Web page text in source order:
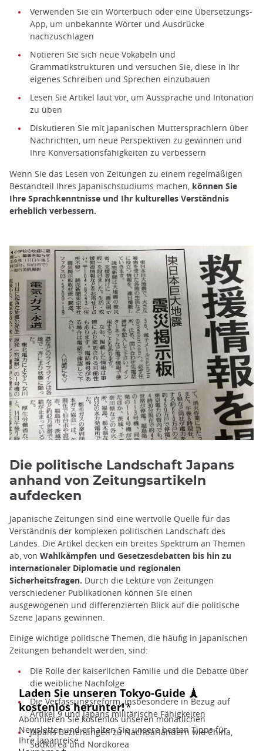
Verwenden Sie ein Wörterbuch oder eine Übersetzungs-
App, um unbekannte Wörter und Ausdrücke
nachzuschlagen
Notieren Sie sich neue Vokabeln und
Grammatikstrukturen und versuchen Sie, diese in Ihr
eigenes Schreiben und Sprechen einzubauen
Lesen Sie Artikel laut vor, um Aussprache und Intonation
zu üben
Diskutieren Sie mit japanischen Muttersprachlern über
Nachrichten, um neue Perspektiven zu gewinnen und
Ihre Konversationsfähigkeiten zu verbessern
Wenn Sie das Lesen von Zeitungen zu einem regelmäßigen
Bestandteil Ihres Japanischstudiums machen, können Sie
Ihre Sprachkenntnisse und Ihr kulturelles Verständnis
erheblich verbessern.
Die politische Landschaft Japans
anhand von Zeitungsartikeln
aufdecken
Japanische Zeitungen sind eine wertvolle Quelle für das
Verständnis der komplexen politischen Landschaft des
Landes. Die Artikel decken ein breites Spektrum an Themen
ab, von Wahlkämpfen und Gesetzesdebatten bis hin zu
internationaler Diplomatie und regionalen
Sicherheitsfragen. Durch die Lektüre von Zeitungen
verschiedener Publikationen können Sie einen
ausgewogenen und differenzierten Blick auf die politische
Szene Japans gewinnen.
Einige wichtige politische Themen, die häufig in japanischen
Zeitungen behandelt werden, sind:
Die Rolle der kaiserlichen Familie und die Debatte über
die weibliche Nachfolge
Die Verfassungsreform, insbesondere in Bezug auf
Artikel 9 und Japans militärische Fähigkeiten
Japans Beziehungen zu Nachbarländern wie China,
Südkorea und Nordkorea